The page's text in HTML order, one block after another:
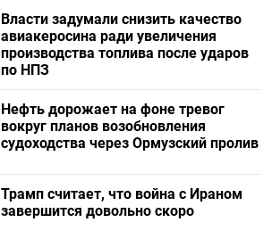
Власти задумали снизить качество
авиакеросина ради увеличения
производства топлива после ударов
по НПЗ
Нефть дорожает на фоне тревог
вокруг планов возобновления
судоходства через Ормузский пролив
Трамп считает, что война с Ираном
завершится довольно скоро